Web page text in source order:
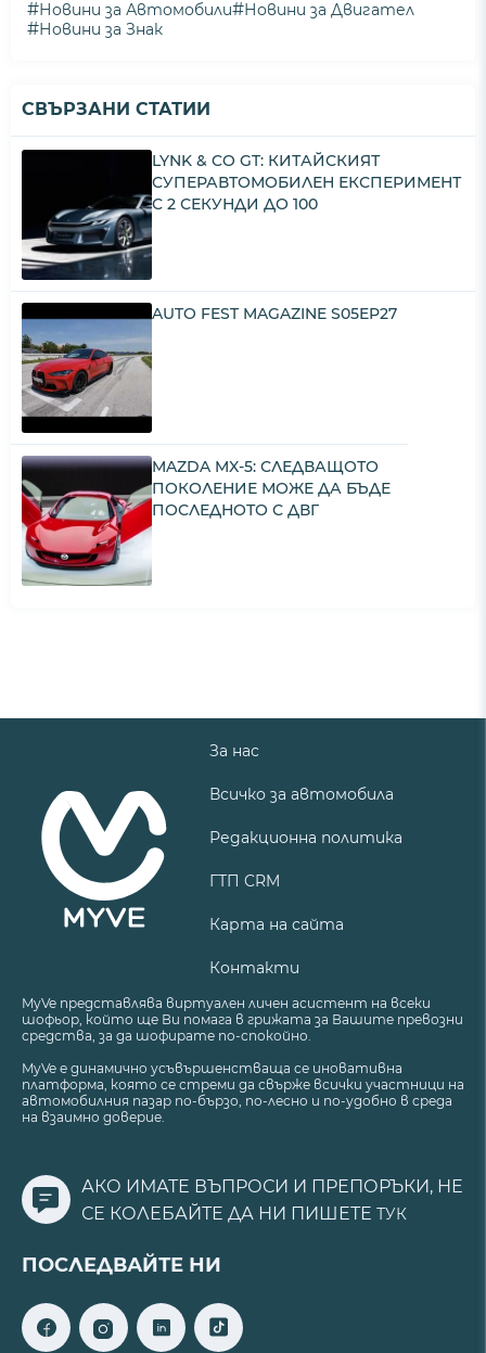
#Новини за Автомобили#Новини за Двигател
#Новини за Знак
СВЪРЗАНИ СТАТИИ
LYNK & CO GT: КИТАЙСКИЯТ
СУПЕРАВТОМОБИЛЕН ЕКСПЕРИМЕНТ
С 2 СЕКУНДИ ДО 100
AUTO FEST MAGAZINE S05EP27
MAZDA MX-5: СЛЕДВАЩОТО
ПОКОЛЕНИЕ МОЖЕ ДА БЪДЕ
ПОСЛЕДНОТО С ДВГ
За нас
Всичко за автомобила
Редакционна политика
ГТП CRM
Карта на сайта
Контакти
MyVe представлява виртуален личен асистент на всеки
шофьор, който ще Ви помага в грижата за Вашите превозни
средства, за да шофирате по-спокойно.
MyVe е динамично усъвършенстваща се иновативна
платформа, която се стреми да свърже всички участници на
автомобилния пазар по-бързо, по-лесно и по-удобно в среда
на взаимно доверие.
АКО ИМАТЕ ВЪПРОСИ И ПРЕПОРЪКИ, НЕ
СЕ КОЛЕБАЙТЕ ДА НИ ПИШЕТЕ ТУК
ПОСЛЕДВАЙТЕ НИ